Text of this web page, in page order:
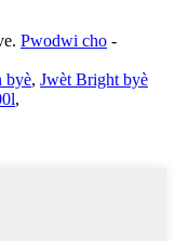
Pwodwi cho -
byè, Jwèt Bright byè
,